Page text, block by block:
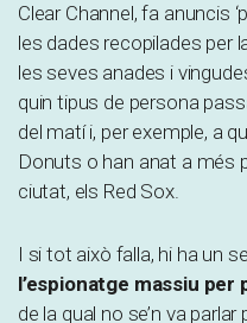
Clear Channel, fa anuncis
les dades recopilades per
les seves anades i
quin tipus de persona
del matí i, per exemple, a
Donuts o han anat a més
ciutat, els Red Sox.
I si tot això falla, hi ha un
l’espionatge massiu per
de la qual no se’n va parlar